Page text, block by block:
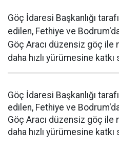
Göç İdaresi Başkanlığı
edilen, Fethiye ve
Göç Aracı düzensiz göç
daha hızlı yürümesine katkı
Göç İdaresi Başkanlığı
edilen, Fethiye ve
Göç Aracı düzensiz göç
daha hızlı yürümesine katkı